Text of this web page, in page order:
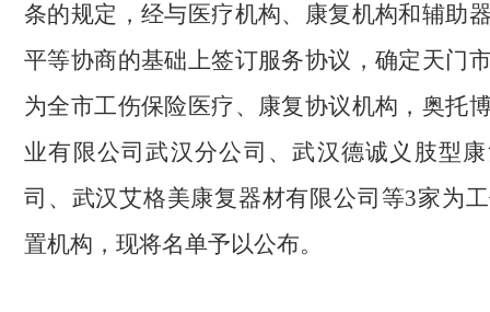
条的规定，经与医疗机构、康复机构和辅助
平等协商的基础上签订服务协议，确定天门
为全市工伤保险医疗、康复协议机构，奥托
业有限公司武汉分公司、武汉德诚义肢型
司、武汉艾格美康复器材有限公司等3家为
置机构，现将名单予以公布。